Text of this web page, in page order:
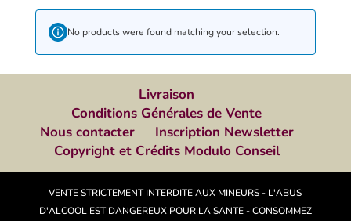
No products were found matching your selection.
Livraison
Conditions Générales de Vente
Nous contacter
Inscription Newsletter
Copyright et Crédits Modulo Conseil
VENTE STRICTEMENT INTERDITE AUX MINEURS - L'ABUS
D'ALCOOL EST DANGEREUX POUR LA SANTE - CONSOMMEZ